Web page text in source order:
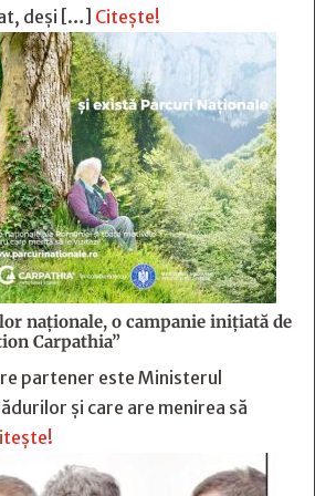
deși […] Citește!
naționale, o campanie inițiată de
Carpathia”
partener este Ministerul
și care are menirea să